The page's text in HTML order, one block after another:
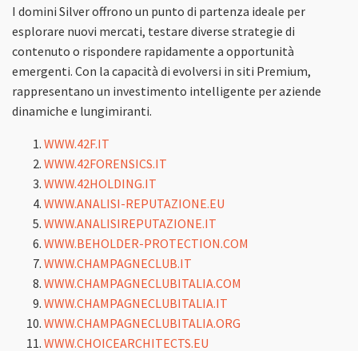
I domini Silver offrono un punto di partenza ideale per
esplorare nuovi mercati, testare diverse strategie di
contenuto o rispondere rapidamente a opportunità
emergenti. Con la capacità di evolversi in siti Premium,
rappresentano un investimento intelligente per aziende
dinamiche e lungimiranti.
WWW.42F.IT
WWW.42FORENSICS.IT
WWW.42HOLDING.IT
WWW.ANALISI-REPUTAZIONE.EU
WWW.ANALISIREPUTAZIONE.IT
WWW.BEHOLDER-PROTECTION.COM
WWW.CHAMPAGNECLUB.IT
WWW.CHAMPAGNECLUBITALIA.COM
WWW.CHAMPAGNECLUBITALIA.IT
WWW.CHAMPAGNECLUBITALIA.ORG
WWW.CHOICEARCHITECTS.EU